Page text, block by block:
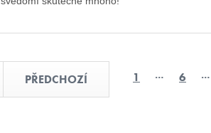
PŘEDCHOZÍ 1 … 6 …